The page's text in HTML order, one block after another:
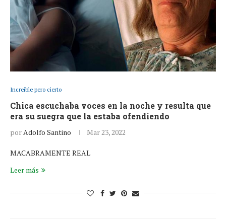
Increíble pero cierto
Chica escuchaba voces en la noche y resulta que
era su suegra que la estaba ofendiendo
porAdolfo Santino Mar 23, 2022
MACABRAMENTE REAL
Leer más